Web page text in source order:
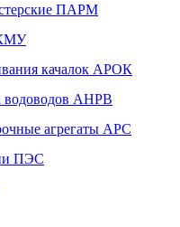
ПАРМ
КМУ
качалок АРОК
водоводов АНРВ
агрегаты АРС
ПЭС